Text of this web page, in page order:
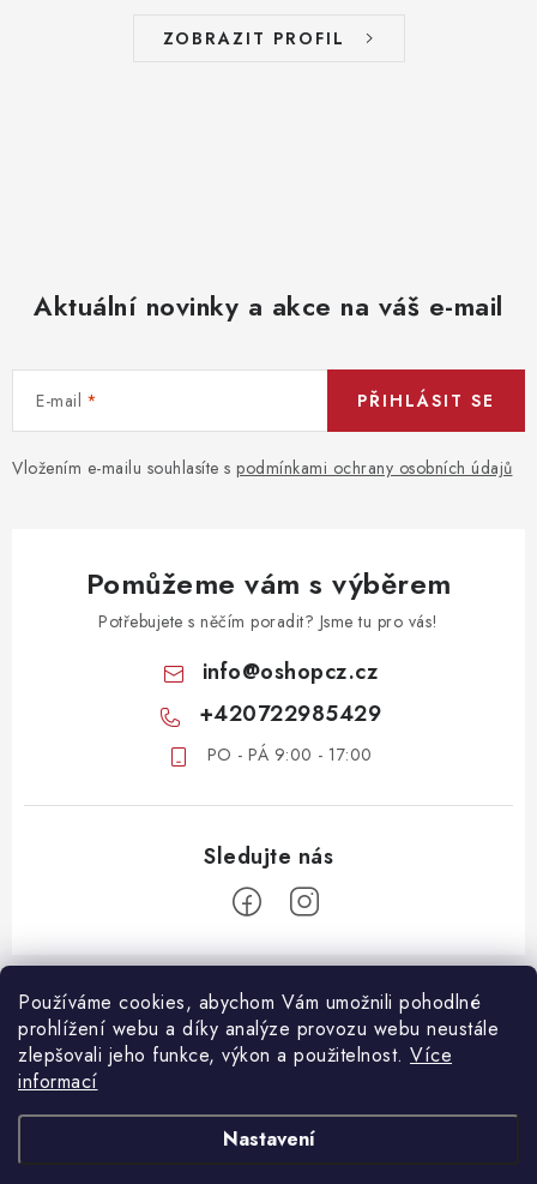
Používáme cookies, abychom Vám umožnili pohodlné
prohlížení webu a díky analýze provozu webu neustále
zlepšovali jeho funkce, výkon a použitelnost. Více
informací
Nastavení
ZOBRAZIT PROFIL
Aktuální novinky a akce na váš e-mail
E-mail
Vložením e-mailu souhlasíte s podmínkami ochrany osobních údajů
PŘIHLÁSIT SE
Pomůžeme vám s výběrem
Potřebujete s něčím poradit? Jsme tu pro vás!
info@oshopcz.cz
+420722985429
PO - PÁ 9:00 - 17:00
Z
ZÁKAZNICKÝ SERVIS
DOPRAVA A PLATBA
VRÁCENÍ ZBOŽÍ
REKLAMACE ZBOŽÍ
DŮLEŽITÉ DOKUMENTY